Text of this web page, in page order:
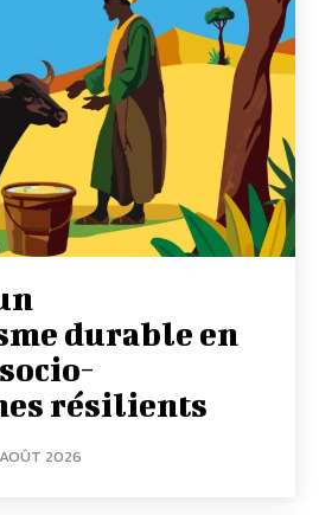
durable en
résilients
2026